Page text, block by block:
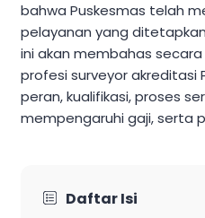
bahwa Puskesmas telah
pelayanan yang
ini akan membahas
profesi surveyor akreditasi
peran, kualifikasi, proses
mempengaruhi gaji, serta
Daftar Isi